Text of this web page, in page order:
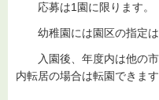
応募は1園に限ります。
幼稚園には園区の指定は
入園後、年度内は他の市
内転居の場合は転園できます